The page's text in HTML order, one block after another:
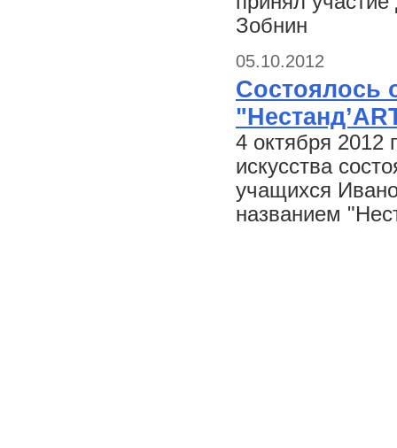
Зобнин
05.10.2012
Состоялось
4 октября
искусства
учащихся
названием